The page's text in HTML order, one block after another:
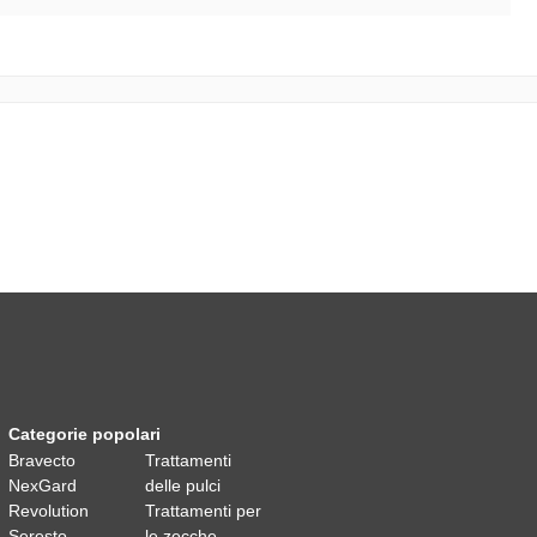
Categorie popolari
Bravecto
NexGard
Revolution
Trattamenti
delle pulci
Trattamenti per